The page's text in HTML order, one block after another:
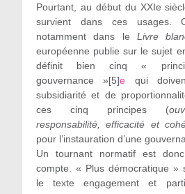
Pourtant, au début du XXIe
survient dans ces usages.
notamment dans le Livre
européenne publie sur le sujet
définit bien cinq «
gouvernance »[5]e qui
subsidiarité et de
ces cinq principes (
responsabilité, efficacité et
pour l’instauration d’une
Un tournant normatif est
compte. « Plus démocratique »
le texte engagement et